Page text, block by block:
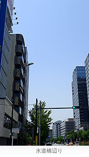
水道橋辺り